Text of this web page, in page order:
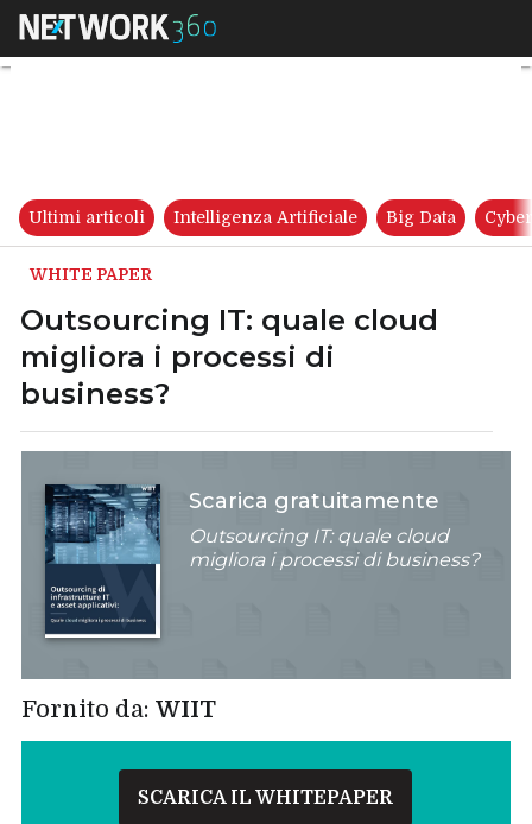
Outsourcing IT: quale cloud
Ultimi articoli Intelligenza Artificiale Big Data
WHITE PAPER
Outsourcing IT: quale cloud
migliora i processi di
business?
Scarica gratuitamente
Outsourcing IT: quale cloud
migliora i processi di business?
Fornito da:WIIT
SCARICA IL WHITEPAPER